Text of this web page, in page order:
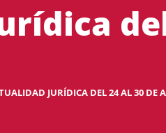
JURÍDICA DEL 24 AL 30 DE